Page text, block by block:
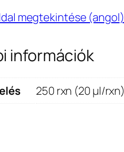
megtekintése (angol)
információk
250 rxn (20 μl/rxn)